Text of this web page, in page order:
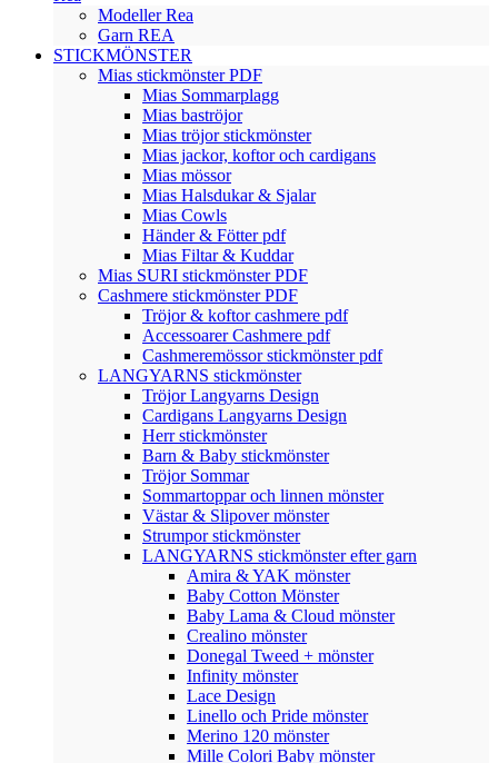
Modeller Rea
Garn REA
STICKMÖNSTER
Mias stickmönster PDF
Mias Sommarplagg
Mias baströjor
Mias tröjor stickmönster
Mias jackor, koftor och cardigans
Mias mössor
Mias Halsdukar & Sjalar
Mias Cowls
Händer & Fötter pdf
Mias Filtar & Kuddar
Mias SURI stickmönster PDF
Cashmere stickmönster PDF
Tröjor & koftor cashmere pdf
Accessoarer Cashmere pdf
Cashmeremössor stickmönster pdf
LANGYARNS stickmönster
Tröjor Langyarns Design
Cardigans Langyarns Design
Herr stickmönster
Barn & Baby stickmönster
Tröjor Sommar
Sommartoppar och linnen mönster
Västar & Slipover mönster
Strumpor stickmönster
LANGYARNS stickmönster efter garn
Amira & YAK mönster
Baby Cotton Mönster
Baby Lama & Cloud mönster
Crealino mönster
Donegal Tweed + mönster
Infinity mönster
Lace Design
Linello och Pride mönster
Merino 120 mönster
Mille Colori Baby mönster